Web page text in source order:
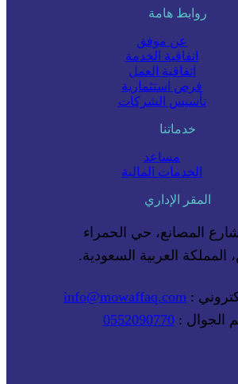
روابط هامة
عن موفق
اتفاقية الخدمة
اتفاقية العمل
فرص استثمارية
تأسيس الشركات
خدماتنا
مساعد
الخدمات المالية
المقر الإداري
المملكة العربية السعودية.
:
info@mowaffaq.com
الجوال :0552090770